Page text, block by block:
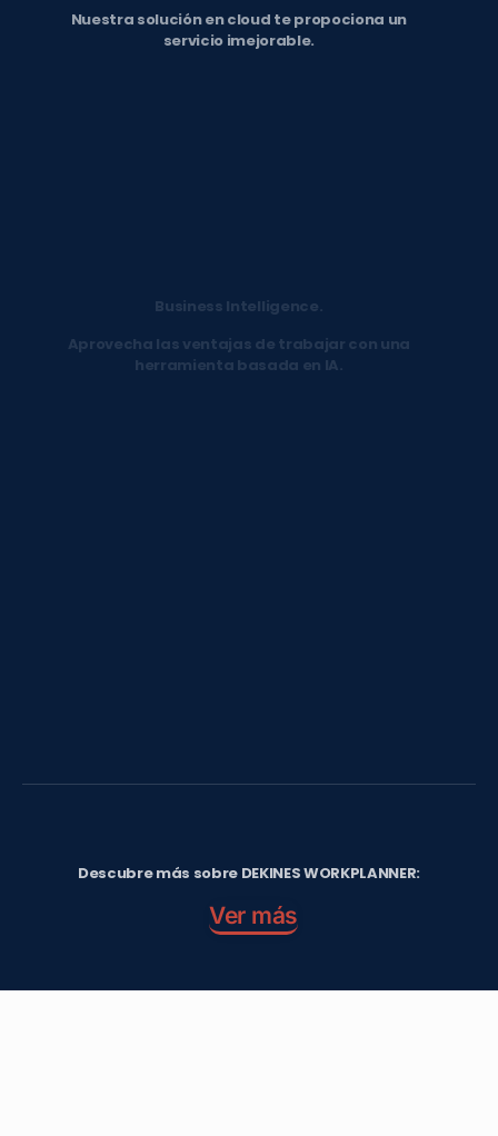
Business Intelligence.
Aprovecha las ventajas de trabajar con una